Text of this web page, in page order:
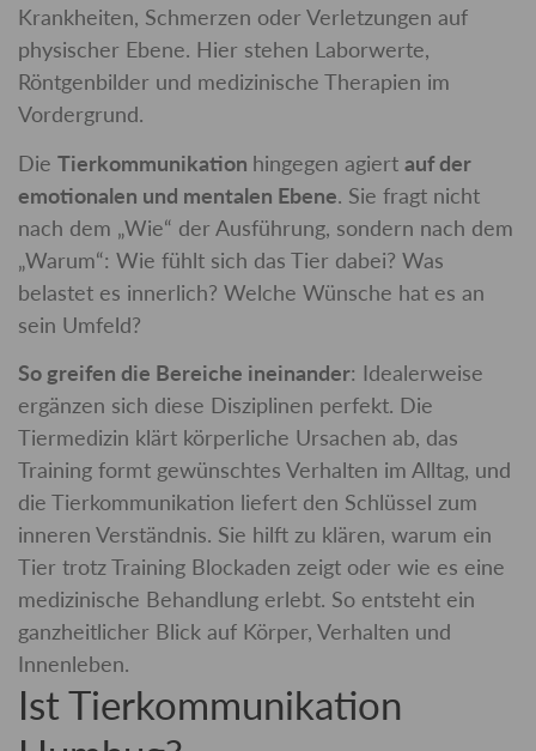
Krankheiten, Schmerzen oder Verletzungen auf
physischer Ebene. Hier stehen Laborwerte,
Röntgenbilder und medizinische Therapien im
Vordergrund.
Die Tierkommunikation hingegen agiert auf der
emotionalen und mentalen Ebene. Sie fragt nicht
nach dem „Wie“ der Ausführung, sondern nach dem
„Warum“: Wie fühlt sich das Tier dabei? Was
belastet es innerlich? Welche Wünsche hat es an
sein Umfeld?
So greifen die Bereiche ineinander: Idealerweise
ergänzen sich diese Disziplinen perfekt. Die
Tiermedizin klärt körperliche Ursachen ab, das
Training formt gewünschtes Verhalten im Alltag, und
die Tierkommunikation liefert den Schlüssel zum
inneren Verständnis. Sie hilft zu klären, warum ein
Tier trotz Training Blockaden zeigt oder wie es eine
medizinische Behandlung erlebt. So entsteht ein
ganzheitlicher Blick auf Körper, Verhalten und
Innenleben.
Ist Tierkommunikation